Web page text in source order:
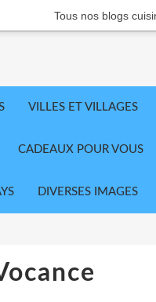
Tous nos blogs
VILLES ET VILLAGES
CADEAUX POUR VOUS
DIVERSES IMAGES